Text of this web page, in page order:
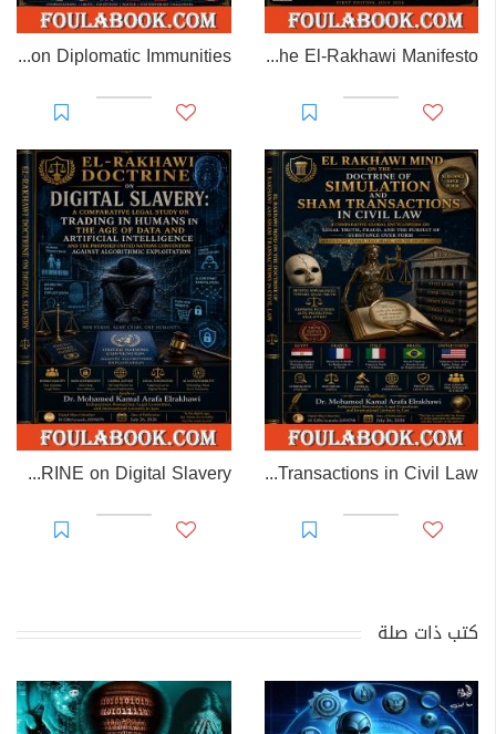
Prisoner of Perception: The El-Rakhawi Manifesto
EL-RAKHAWI MONOGRAPH on Diplomatic Immunities
EL RAKHAWI MIND on the Doctrine of Simulation and Sham Transactions in Civil Law
EL-RAKHAWI DOCTRINE on Digital Slavery
كتب ذات صلة